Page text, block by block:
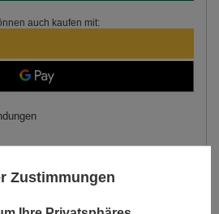
(Rabatt10%beim Kauf im Abonnement)
auch kaufen mit:
Zustimmungen